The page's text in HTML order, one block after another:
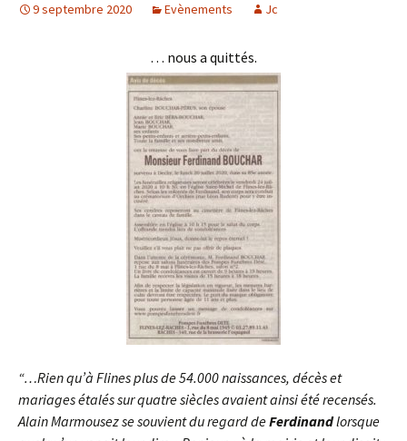
9 septembre 2020 Evènements Jc
… nous a quittés.
“…Rien qu’à Flines plus de 54.000 naissances, décès et
mariages étalés sur quatre siècles avaient ainsi été recensés.
Alain Marmousez se souvient du regard deFerdinandlorsque